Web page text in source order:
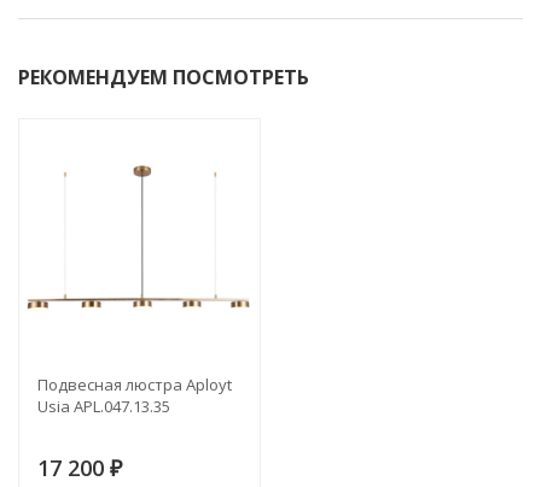
РЕКОМЕНДУЕМ ПОСМОТРЕТЬ
Подвесная люстра Aployt
Usia APL.047.13.35
17 200 ₽